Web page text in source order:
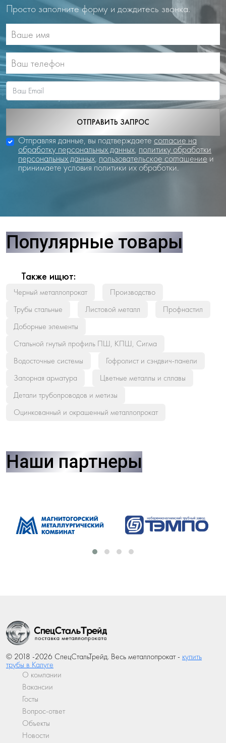
Просто заполните форму и дождитесь звонка.
ОТПРАВИТЬ ЗАПРОС
Отправляя данные, вы подтверждаете согласие на
обработку персональных данных, политику обработки
персональных данных, пользовательское соглашение и
принимаете условия политики их обработки.
Популярные товары
Также ищют:
Черный металлопрокат
Производство
Трубы стальные
Листовой металл
Профнастил
Доборные элементы
Стальной гнутый профиль ПШ, КПШ, Сигма
Водосточные системы
Гофролист и сэндвич-панели
Запорная арматура
Цветные металлы и сплавы
Детали трубопроводов и метизы
Оцинкованный и окрашенный металлопрокат
Наши партнеры
© 2018 -2026 СпецСтальТрейд. Весь металлопрокат - купить
трубы в Калуге
О компании
Вакансии
Госты
Вопрос-ответ
Объекты
Новости